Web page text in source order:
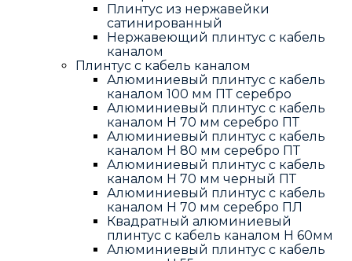
Плинтус из нержавейки
сатинированный
Нержавеющий плинтус с кабель
каналом
Плинтус с кабель каналом
Алюминиевый плинтус с кабель
каналом 100 мм ПТ серебро
Алюминиевый плинтус с кабель
каналом H 70 мм серебро ПТ
Алюминиевый плинтус с кабель
каналом H 80 мм серебро ПТ
Алюминиевый плинтус с кабель
каналом H 70 мм черный ПТ
Алюминиевый плинтус с кабель
каналом H 70 мм серебро ПЛ
Квадратный алюминиевый
плинтус с кабель каналом H 60мм
Алюминиевый плинтус с кабель